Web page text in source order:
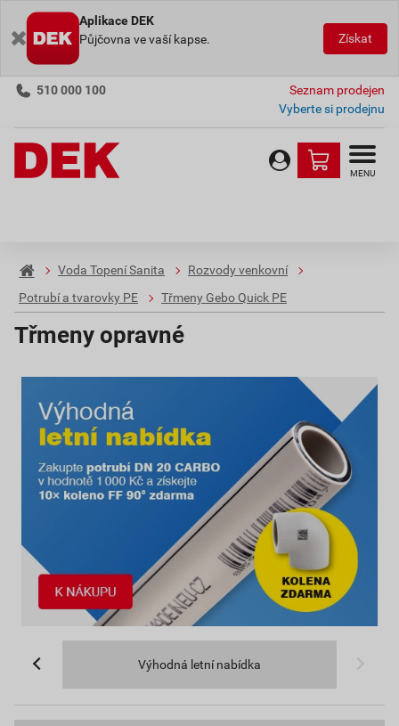
Aplikace DEK
Půjčovna ve vaší kapse.
Získat
510 000 100
Seznam prodejen
Vyberte si prodejnu
MENU
Voda Topení Sanita
Rozvody venkovní
Potrubí a tvarovky PE
Třmeny Gebo Quick PE
Třmeny opravné
Výhodná letní nabídka